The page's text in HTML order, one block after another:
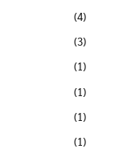
(4)
(3)
(1)
(1)
(1)
(1)